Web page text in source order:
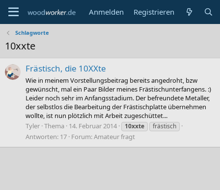
Anmelden Registrieren
Schlagworte
10xxte
Frästisch, die 10XXte
Wie in meinem Vorstellungsbeitrag bereits angedroht, bzw
gewünscht, mal ein Paar Bilder meines Frästischunterfangens. :)
Leider noch sehr im Anfangsstadium. Der befreundete Metaller,
der selbstlos die Bearbeitung der Frästischplatte übernehmen
wollte, ist nun plötzlich mit Arbeit zugeschüttet...
Tyler Thema 14. Februar 2014 10xxte frästisch
Antworten: 17 Forum:Amateur fragt